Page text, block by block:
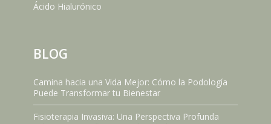
Ácido Hialurónico
BLOG
Camina hacia una Vida Mejor: Cómo la Podología
Puede Transformar tu Bienestar
Fisioterapia Invasiva: Una Perspectiva Profunda